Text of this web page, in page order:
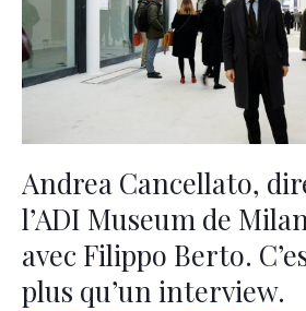
Andrea Cancellato,
l’ADI Museum de
avec Filippo Berto.
plus qu’un interview.
Museum
de
Milan,
dialogue
Berto.
beaucoup
plus
qu’un
interview.